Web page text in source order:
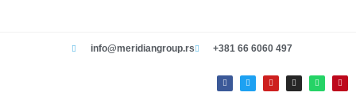
info@meridiangroup.rs +381 66 6060 497